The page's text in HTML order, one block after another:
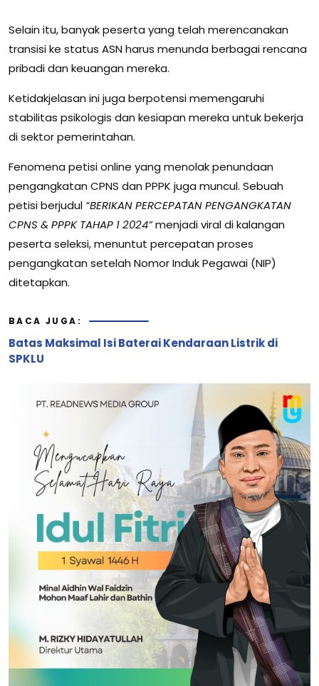
Selain itu, banyak peserta yang telah merencanakan
transisi ke status ASN harus menunda berbagai rencana
pribadi dan keuangan mereka.
Ketidakjelasan ini juga berpotensi memengaruhi
stabilitas psikologis dan kesiapan mereka untuk bekerja
di sektor pemerintahan.
Fenomena petisi online yang menolak penundaan
pengangkatan CPNS dan PPPK juga muncul. Sebuah
petisi berjudul “BERIKAN PERCEPATAN PENGANGKATAN
CPNS & PPPK TAHAP 1 2024”menjadi viral di kalangan
peserta seleksi, menuntut percepatan proses
pengangkatan setelah Nomor Induk Pegawai (NIP)
ditetapkan.
BACA JUGA:
Batas Maksimal Isi Baterai Kendaraan Listrik di
SPKLU